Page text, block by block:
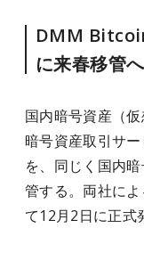
DMM
に来春移管へ
国内暗号資産（
暗号資産取引サ
を、同じく国内
管する。両社に
て12月2日に正式